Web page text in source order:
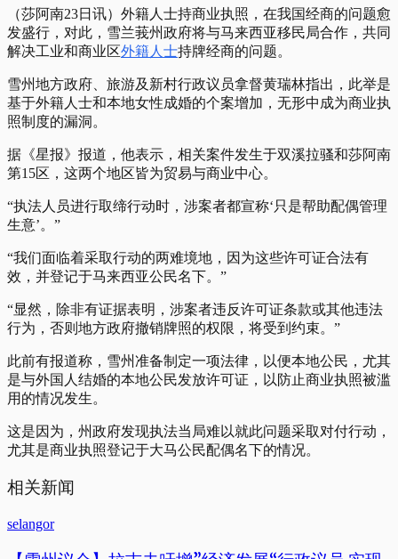
（莎阿南23日讯）外籍人士持商业执照，在我国经商的问题愈
发盛行，对此，雪兰莪州政府将与马来西亚移民局合作，共同
解决工业和商业区外籍人士持牌经商的问题。
雪州地方政府、旅游及新村行政议员拿督黄瑞林指出，此举是
基于外籍人士和本地女性成婚的个案增加，无形中成为商业执
照制度的漏洞。
据《星报》报道，他表示，相关案件发生于双溪拉骚和莎阿南
第15区，这两个地区皆为贸易与商业中心。
“执法人员进行取缔行动时，涉案者都宣称‘只是帮助配偶管理
生意’。”
“我们面临着采取行动的两难境地，因为这些许可证合法有
效，并登记于马来西亚公民名下。”
“显然，除非有证据表明，涉案者违反许可证条款或其他违法
行为，否则地方政府撤销牌照的权限，将受到约束。”
此前有报道称，雪州准备制定一项法律，以便本地公民，尤其
是与外国人结婚的本地公民发放许可证，以防止商业执照被滥
用的情况发生。
这是因为，州政府发现执法当局难以就此问题采取对付行动，
尤其是商业执照登记于大马公民配偶名下的情况。
相关新闻
selangor